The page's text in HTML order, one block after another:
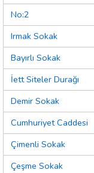
No:2
Irmak Sokak
Bayırlı Sokak
İett Siteler Durağı
Demir Sokak
Cumhuriyet Caddesi
Çimenli Sokak
Çeşme Sokak